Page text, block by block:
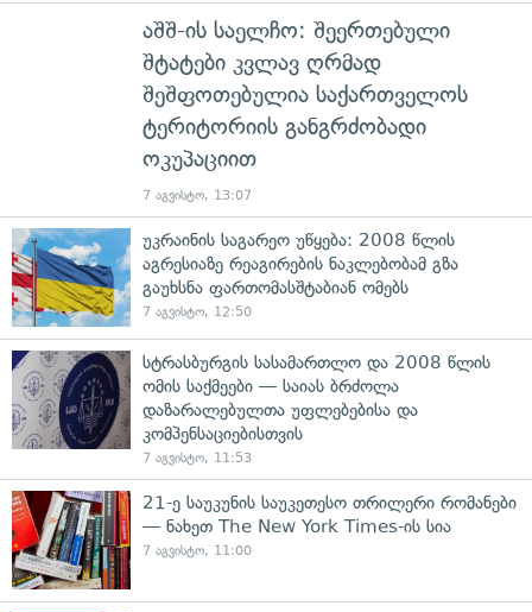
აშშ-ის საელჩო: შეერთებული
შტატები კვლავ ღრმად
შეშფოთებულია საქართველოს
ტერიტორიის განგრძობადი
ოკუპაციით
7 აგვისტო, 13:07
უკრაინის საგარეო უწყება: 2008 წლის
აგრესიაზე რეაგირების ნაკლებობამ გზა
გაუხსნა ფართომასშტაბიან ომებს
7 აგვისტო, 12:50
სტრასბურგის სასამართლო და 2008 წლის
ომის საქმეები — საიას ბრძოლა
დაზარალებულთა უფლებებისა და
კომპენსაციებისთვის
7 აგვისტო, 11:53
21-ე საუკუნის საუკეთესო თრილერი რომანები
— ნახეთ The New York Times-ის სია
7 აგვისტო, 11:00